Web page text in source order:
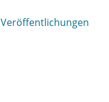
Veröffentlichungen